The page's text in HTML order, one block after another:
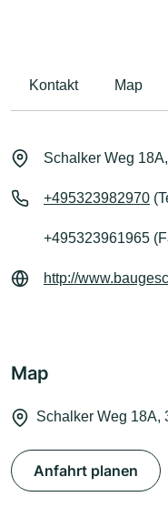
Kontakt Map
Schalker Weg
+495323982970
+495323961965
http://
Map
Schalker Weg 18A,
Anfahrt planen